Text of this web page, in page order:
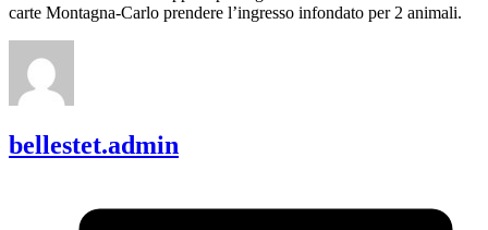
carte Montagna-Carlo prendere l’ingresso infondato per 2 animali.
bellestet.admin